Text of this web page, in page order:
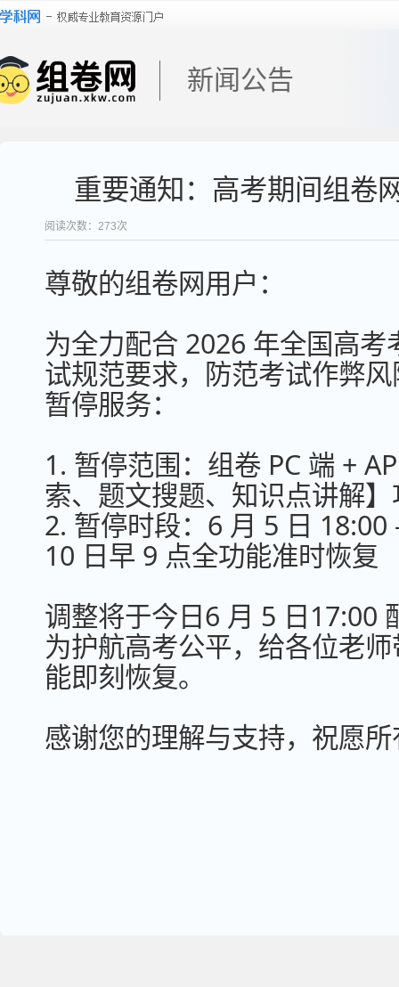
新闻公告
重要通知：高考期间组卷
阅读次数： 273次
尊敬的组卷网用户：
为全力配合 2026 年全国高
试规范要求，防范考试作弊
暂停服务：
1. 暂停范围：组卷 PC 端 +
索、题文搜题、知识点讲解
2. 暂停时段：6 月 5 日
10 日早 9 点全功能准时恢复
调整将于今日6 月 5 日17:00
为护航高考公平，给各位老
能即刻恢复。
感谢您的理解与支持，祝愿